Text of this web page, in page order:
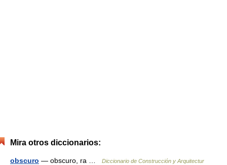
Mira otros diccionarios:
obscuro — obscuro, ra … Diccionario de Construcción y Arquitectur